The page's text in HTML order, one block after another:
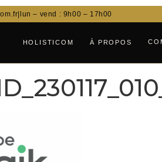
lun – vend : 9h00 – 17h00
HOLISTICOM À PROPOS